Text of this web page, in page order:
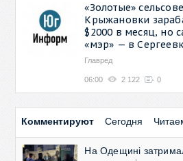
«Золотые»
Крыжановки
$2000 в месяц, но
«мэр» — в
Главред
06:00 2 122 0
Комментируют Сегодня
На Одещині